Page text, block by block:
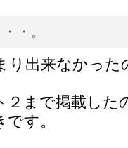
・。
り出来なかった
２まで掲載した
す。